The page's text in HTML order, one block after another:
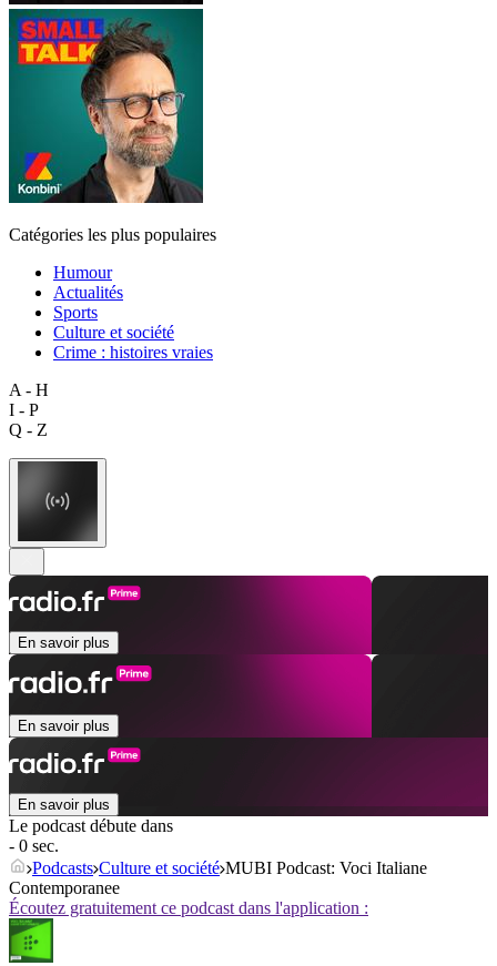
Catégories les plus populaires
Humour
Actualités
Sports
Culture et société
Crime : histoires vraies
A - H
I - P
Q - Z
En savoir plus
En savoir plus
En savoir plus
Le podcast débute dans
- 0 sec.
Podcasts Culture et société MUBI Podcast: Voci Italiane
Contemporanee
Écoutez gratuitement ce podcast dans l'application :